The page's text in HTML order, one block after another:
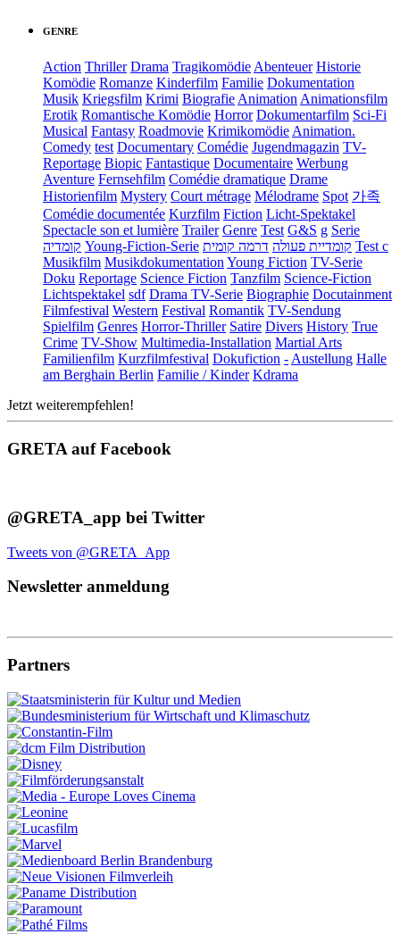
GENRE
Action Thriller Drama Tragikomödie Abenteuer Historie
Komödie Romanze Kinderfilm Familie Dokumentation
Musik Kriegsfilm Krimi Biografie Animation Animationsfilm
Erotik Romantische Komödie Horror Dokumentarfilm Sci-Fi
Musical Fantasy Roadmovie Krimikomödie Animation.
Comedy test Documentary Comédie Jugendmagazin TV-
Reportage Biopic Fantastique Documentaire Werbung
Aventure Fernsehfilm Comédie dramatique Drame
Historienfilm Mystery Court métrage Mélodrame Spot 가족
Comédie documentée Kurzfilm Fiction Licht-Spektakel
Spectacle son et lumière Trailer Genre Test G&S g Serie
קומדיה Young-Fiction-Serie קומדיית פעולה דרמה קומית
Test c
Musikfilm Musikdokumentation Young Fiction TV-Serie
Doku Reportage Science Fiction Tanzfilm Science-Fiction
Lichtspektakel sdf Drama TV-Serie Biographie Docutainment
Filmfestival Western Festival Romantik TV-Sendung
Spielfilm Genres Horror-Thriller Satire Divers History True
Crime TV-Show Multimedia-Installation Martial Arts
Familienfilm Kurzfilmfestival Dokufiction - Austellung Halle
am Berghain Berlin Familie / Kinder Kdrama
Jetzt weiterempfehlen!
GRETA auf Facebook
@GRETA_app bei Twitter
Tweets von @GRETA_App
Newsletter anmeldung
Partners